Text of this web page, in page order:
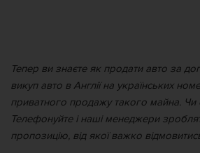
Тепер ви знаєте як продати авто за
викуп авто в Англії на українських
приватного продажу такого майна. Чи
Телефонуйте і наші менеджери
пропозицію, від якої важко